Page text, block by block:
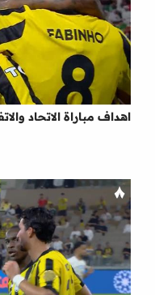
اهداف مباراة الاتحاد والاتفاق (3-1)